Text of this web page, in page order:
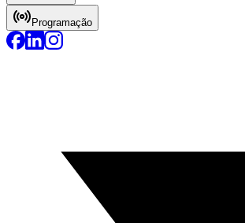
Programação